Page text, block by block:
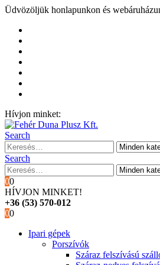
Üdvözöljük honlapunkon és
Hívjon minket:
Search
Search
00
HÍVJON MINKET!
+36 (53) 570-012
00
Ipari gépek
Porszívók
Száraz felszívású